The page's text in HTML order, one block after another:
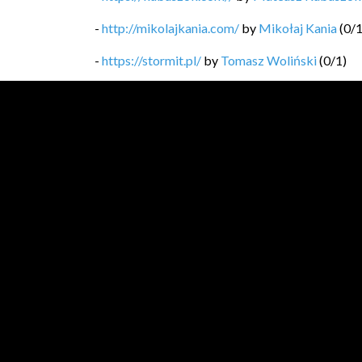
- http://mikolajkania.com/ by Mikołaj Kania(0/1
- https://stormit.pl/ by Tomasz Woliński(0/1)